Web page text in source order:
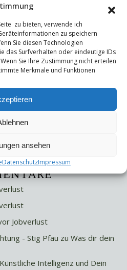
zu bieten, verwende ich
zu speichern
Sie diesen Technologien
das Surfverhalten oder eindeutige IDs
Sie Ihre Zustimmung nicht erteilen
Merkmale und Funktionen
ansehen
DatenschutzImpressum
Jobverlust
- Stig Pfau zu Was dir dein
Künstliche Intelligenz und Dein